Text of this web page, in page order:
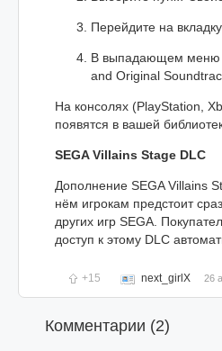
Перейдите на
В выпадающем меню
and Original
На консолях (PlayStation,
появятся в вашей
SEGA Villains Stage DLC
Дополнение SEGA Villains
нём игрокам предстоит
других игр SEGA.
доступ к этому DLC
+15 next_girlX 26
Комментарии (2)